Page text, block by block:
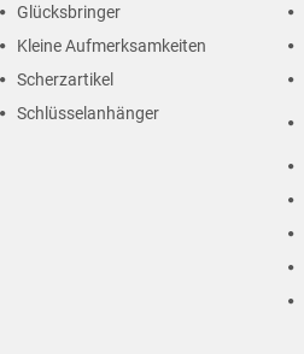
Glücksbringer
Kleine Aufmerksamkeiten
Scherzartikel
Schlüsselanhänger